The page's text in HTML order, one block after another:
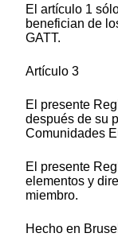
El artículo 1
benefician de
GATT.
Artículo 3
El presente
después de su
Comunidades
El presente
elementos y
miembro.
Hecho en